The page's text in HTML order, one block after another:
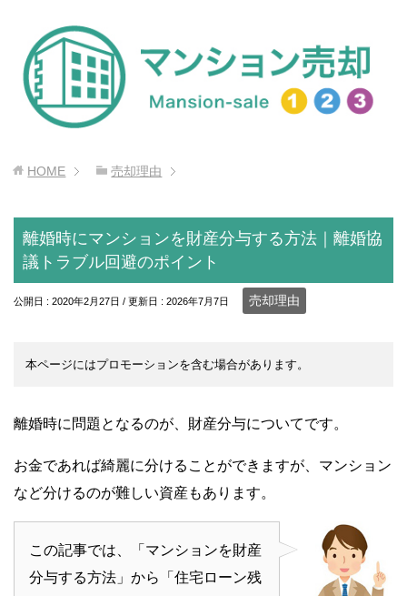
HOME 売却理由
離婚時にマンションを財産分与する方法｜離婚協
議トラブル回避のポイント
公開日 : 2020年2月27日 / 更新日 : 2026年7月7日 売却理由
本ページにはプロモーションを含む場合があります。
離婚時に問題となるのが、財産分与についてです。
お金であれば綺麗に分けることができますが、マンション
など分けるのが難しい資産もあります。
この記事では、「マンションを財産
分与する方法」から「住宅ローン残